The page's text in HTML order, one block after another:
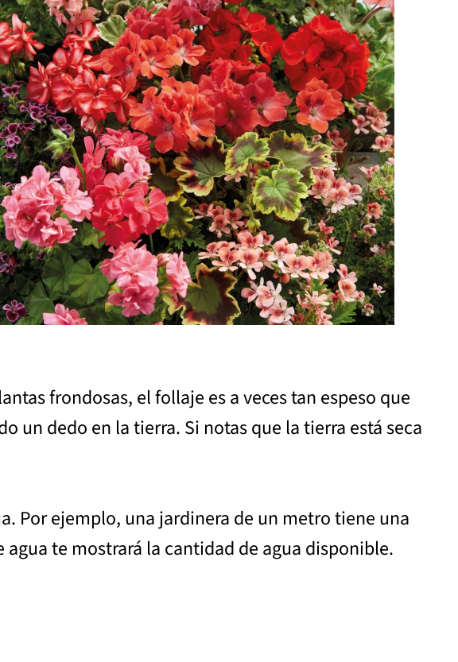
frondosas, el follaje es a veces tan espeso que
un dedo en la tierra. Si notas que la tierra está seca
Por ejemplo, una jardinera de un metro tiene una
te mostrará la cantidad de agua disponible.